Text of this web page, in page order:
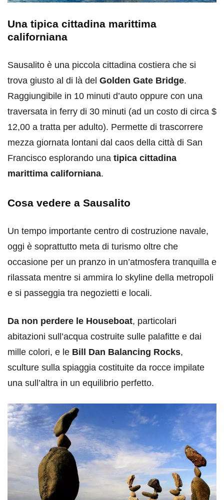
Una tipica cittadina marittima
californiana
Sausalito è una piccola cittadina costiera che si
trova giusto al di là del Golden Gate Bridge.
Raggiungibile in 10 minuti d’auto oppure con una
traversata in ferry di 30 minuti (ad un costo di circa $
12,00 a tratta per adulto). Permette di trascorrere
mezza giornata lontani dal caos della città di San
Francisco esplorando una tipica cittadina
marittima californiana.
Cosa vedere a Sausalito
Un tempo importante centro di costruzione navale,
oggi è soprattutto meta di turismo oltre che
occasione per un pranzo in un’atmosfera tranquilla e
rilassata mentre si ammira lo skyline della metropoli
e si passeggia tra negozietti e locali.
Da non perdere le Houseboat, particolari
abitazioni sull’acqua costruite sulle palafitte e dai
mille colori, e le Bill Dan Balancing Rocks,
sculture sulla spiaggia costituite da rocce impilate
una sull’altra in un equilibrio perfetto.